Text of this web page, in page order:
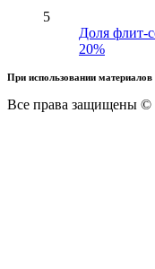
5
Доля флит-
20%
При использовании материалов
Все права защищены ©